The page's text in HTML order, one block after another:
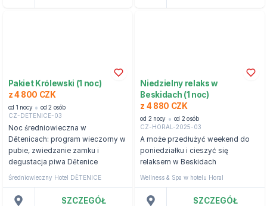
Pakiet Królewski (1 noc)
z 4 800 CZK
od 1 nocy
od 2 osób
CZ-DETENICE-03
Noc średniowieczna w
Dětenicach: program wieczorny w
pubie, zwiedzanie zamku i
degustacja piwa Dětenice
Średniowieczny Hotel DĚTENICE
SZCZEGÓŁ
Niedzielny relaks w
Beskidach (1 noc)
z 4 880 CZK
od 2 nocy
od 2 osób
CZ-HORAL-2025-03
A może przedłużyć weekend do
poniedziałku i cieszyć się
relaksem w Beskidach
Wellness & Spa w hotelu Horal
SZCZEGÓŁ